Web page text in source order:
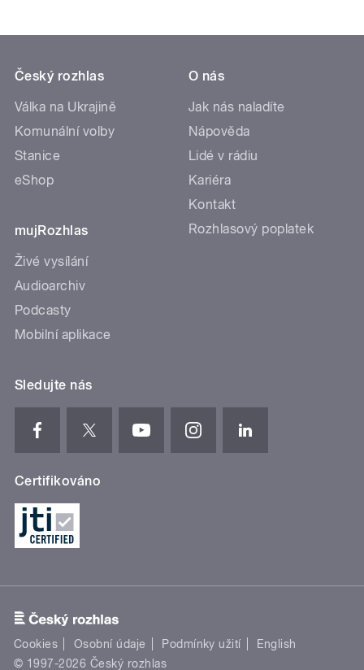
Český rozhlas
Válka na Ukrajině
Komunální volby
Stanice
eShop
mujRozhlas
Živé vysílání
Audioarchiv
Podcasty
Mobilní aplikace
O nás
Jak nás naladíte
Nápověda
Lidé v rádiu
Kariéra
Kontakt
Rozhlasový poplatek
Sledujte nás
Certifikováno
Cookies Osobní údaje Podmínky užití
English
© 1997-2026 Český rozhlas